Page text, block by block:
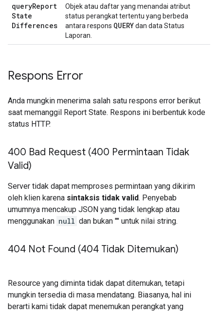
queryReport
State
Differences
Objek atau daftar yang menandai atribut
status perangkat tertentu yang berbeda
antara respons QUERYdan data Status
Laporan.
Respons Error
Anda mungkin menerima salah satu respons error berikut
saat memanggil Report State. Respons ini berbentuk kode
status HTTP.
400 Bad Request (400 Permintaan Tidak
Valid)
Server tidak dapat memproses permintaan yang dikirim
oleh klien karena sintaksis tidak valid. Penyebab
umumnya mencakup JSON yang tidak lengkap atau
menggunakan null dan bukan "" untuk nilai string.
404 Not Found (404 Tidak Ditemukan)
Resource yang diminta tidak dapat ditemukan, tetapi
mungkin tersedia di masa mendatang. Biasanya, hal ini
berarti kami tidak dapat menemukan perangkat yang